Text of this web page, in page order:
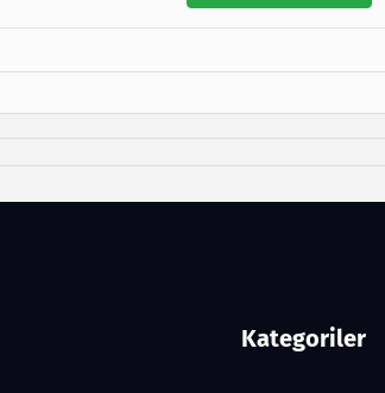
Kategoriler